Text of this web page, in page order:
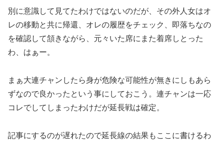
別に意識して見てたわけではないのだが、その外人女はオ
レの移動と共に帰還、オレの履歴をチェック、即落ちなの
を確認して頷きながら、元々いた席にまた着席しとった
わ、はぁー。
まぁ大連チャンしたら身が危険な可能性が無きにしもあら
ずなので良かったという事にしておこう。連チャンは一応
コレでしてしまったわけだが延長戦は確定。
記事にするのが遅れたので延長線の結果もここに書けるわ